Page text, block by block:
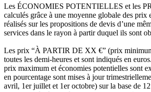
Les ÉCONOMIES POTENTIELLES et les
calculés grâce à une moyenne globale des prix
réalisés sur les propositions de devis d’une
services dans le rayon à partir duquel ils sont
Les prix “À PARTIR DE XX €” (prix
toutes les demi-heures et sont indiqués en
prix maximum et économies potentielles sont
en pourcentage sont mises à jour
avril, 1er juillet et 1er octobre) sur la base de